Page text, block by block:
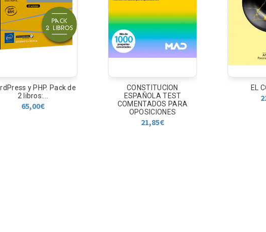
CONSTITUCION
ESPAÑOLA TEST
COMENTADOS PARA
OPOSICIONES
EL COLGAJO
21,90€
PLATON